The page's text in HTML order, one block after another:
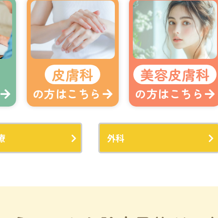
皮膚科
の方はこちら
美容皮膚科
の方はこちら
外科